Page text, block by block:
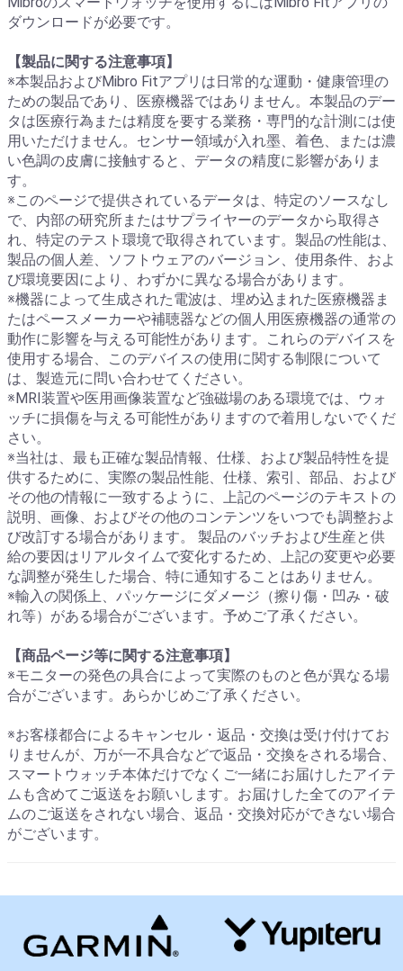
ダウンロードが必要です。
【製品に関する注意事項】
※本製品およびMibro Fitアプリは日常的な運動・健康管理の
ための製品であり、医療機器ではありません。本製品のデー
タは医療行為または精度を要する業務・専門的な計測には使
用いただけません。センサー領域が入れ墨、着色、または濃
い色調の皮膚に接触すると、データの精度に影響がありま
す。
※このページで提供されているデータは、特定のソースなし
で、内部の研究所またはサプライヤーのデータから取得さ
れ、特定のテスト環境で取得されています。製品の性能は、
製品の個人差、ソフトウェアのバージョン、使用条件、およ
び環境要因により、わずかに異なる場合があります。
※機器によって生成された電波は、埋め込まれた医療機器ま
たはペースメーカーや補聴器などの個人用医療機器の通常の
動作に影響を与える可能性があります。これらのデバイスを
使用する場合、このデバイスの使用に関する制限について
は、製造元に問い合わせてください。
※MRI装置や医用画像装置など強磁場のある環境では、ウォ
ッチに損傷を与える可能性がありますので着用しないでくだ
さい。
※当社は、最も正確な製品情報、仕様、および製品特性を提
供するために、実際の製品性能、仕様、索引、部品、および
その他の情報に一致するように、上記のページのテキストの
説明、画像、およびその他のコンテンツをいつでも調整およ
び改訂する場合があります。 製品のバッチおよび生産と供
給の要因はリアルタイムで変化するため、上記の変更や必要
な調整が発生した場合、特に通知することはありません。
※輸入の関係上、パッケージにダメージ（擦り傷・凹み・破
れ等）がある場合がございます。予めご了承ください。
【商品ページ等に関する注意事項】
※モニターの発色の具合によって実際のものと色が異なる場
合がございます。あらかじめご了承ください。
※お客様都合によるキャンセル・返品・交換は受け付けてお
りませんが、万が一不具合などで返品・交換をされる場合、
スマートウォッチ本体だけでなくご一緒にお届けしたアイテ
ムも含めてご返送をお願いします。お届けした全てのアイテ
ムのご返送をされない場合、返品・交換対応ができない場合
がございます。